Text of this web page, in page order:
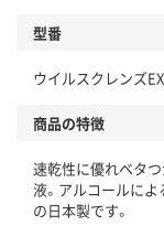
型番
ウイルスクレンズEX
商品の特徴
速乾性に優れベタ
液。アルコールに
の日本製です。